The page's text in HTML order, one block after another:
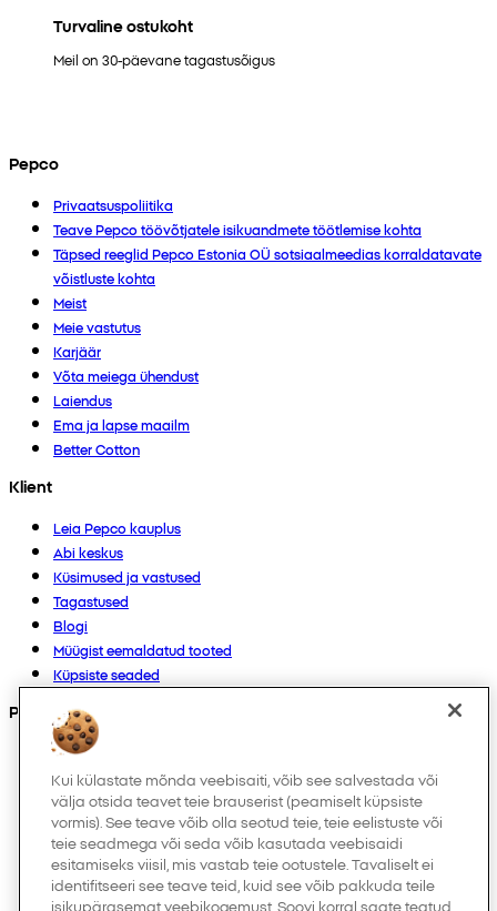
Turvaline ostukoht
Meil on 30-päevane tagastusõigus
Pepco
Privaatsuspoliitika
Teave Pepco töövõtjatele isikuandmete töötlemise kohta
Täpsed reeglid Pepco Estonia OÜ sotsiaalmeedias korraldatavate
võistluste kohta
Meist
Meie vastutus
Karjäär
Võta meiega ühendust
Laiendus
Ema ja lapse maailm
Better Cotton
Klient
Leia Pepco kauplus
Abi keskus
Küsimused ja vastused
Tagastused
Blogi
Müügist eemaldatud tooted
Küpsiste seaded
Products
Kollektsioonid
Imikutele
Laps
Kodukaubad
Naistele
Meestele
Muud
Kui külastate mõnda veebisaiti, võib see salvestada või
välja otsida teavet teie brauserist (peamiselt küpsiste
vormis). See teave võib olla seotud teie, teie eelistuste või
teie seadmega või seda võib kasutada veebisaidi
esitamiseks viisil, mis vastab teie ootustele. Tavaliselt ei
identifitseeri see teave teid, kuid see võib pakkuda teile
isikupärasemat veebikogemust. Soovi korral saate teatud